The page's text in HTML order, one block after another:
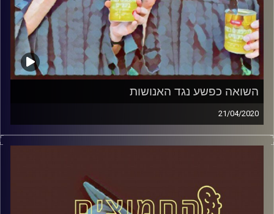
השואה כפשע נגד האנושות
21/04/2020
החמוצים – בפעם השלישית.
עם פרופסור בועז בן-דוד ופרופסור גלעד
הירשברגר